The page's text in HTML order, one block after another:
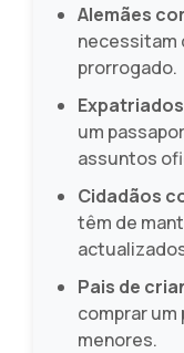
Alemães
necessitam
prorrogado.
um
assuntos
Cidadãos
têm de
Pais de
comprar
menores.